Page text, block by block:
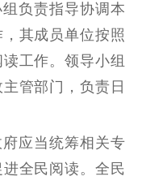
新闻发布
牌栏目
文化产业
紫艺舞台
负责指导协调本
其成员单位按照
工作。领导小组
管部门，负责日
应当统筹相关专
全民阅读。全民